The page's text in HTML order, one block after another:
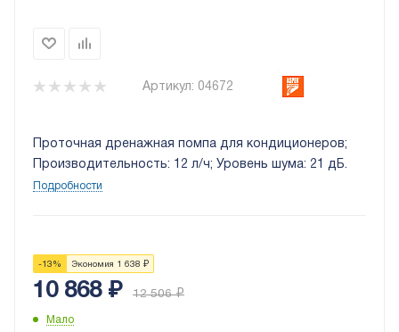
Артикул: 04672
Проточная дренажная помпа для кондиционеров;
Производительность: 12 л/ч; Уровень шума: 21 дБ.
Подробности
-13 % Экономия 1 638 ₽
10 868₽ 12 506₽
Мало